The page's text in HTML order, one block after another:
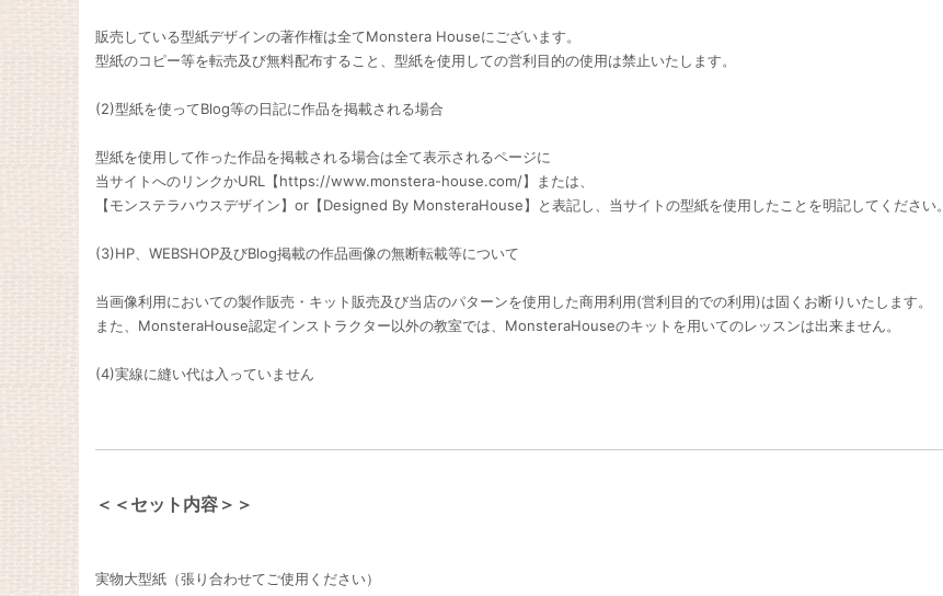
販売している型紙デザインの著作権は全てMonstera Houseにございます。
型紙のコピー等を転売及び無料配布すること、型紙を使用しての営利目的の使用は禁止いたします。
(2)型紙を使ってBlog等の日記に作品を掲載される場合
型紙を使用して作った作品を掲載される場合は全て表示されるページに
当サイトへのリンクかURL【https://www.monstera-house.com/】または、
【モンステラハウスデザイン】or【Designed By MonsteraHouse】と表記し、当サイトの型紙を使用したことを明記してください。
(3)HP、WEBSHOP及びBlog掲載の作品画像の無断転載等について
当画像利用においての製作販売・キット販売及び当店のパターンを使用した商用利用(営利目的での利用)は固くお断りいたします。
また、MonsteraHouse認定インストラクター以外の教室では、MonsteraHouseのキットを用いてのレッスンは出来ません。
(4)実線に縫い代は入っていません
＜＜セット内容＞＞
実物大型紙（張り合わせてご使用ください）